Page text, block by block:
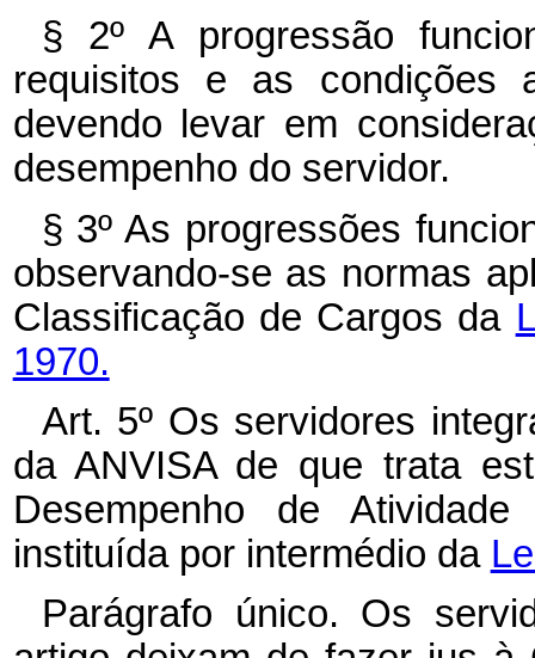
§ 2º A progressão
requisitos e as condições
devendo levar em
desempenho do servidor.
§ 3º As progressões
observando-se as normas
Classificação de Cargos da
1970.
Art. 5º Os servidores
da ANVISA de que trata
Desempenho de
instituída por intermédio da
Parágrafo único. Os